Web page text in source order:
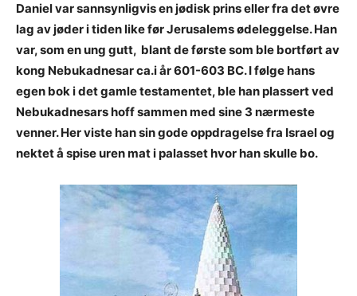
Daniel var sannsynligvis en jødisk prins eller fra det øvre
lag av jøder i tiden like før Jerusalems ødeleggelse. Han
var, som en ung gutt, blant de første som ble bortført av
kong Nebukadnesar ca.i år 601-603 BC. I følge hans
egen bok i det gamle testamentet, ble han plassert ved
Nebukadnesars hoff sammen med sine 3 nærmeste
venner. Her viste han sin gode oppdragelse fra Israel og
nektet å spise uren mat i palasset hvor han skulle bo.